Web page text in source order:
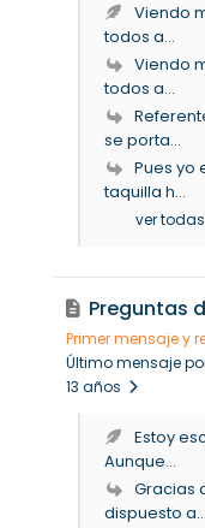
Viendo
todos a...
Viendo
todos a...
se porta...
Pues yo
taquilla h...
ver
Preguntas
Primer mensaje y
Último mensaje
13 años
Estoy
Aunque...
Gracias
dispuesto a...